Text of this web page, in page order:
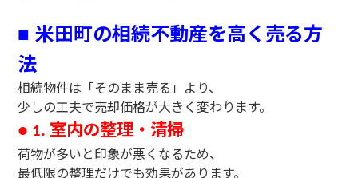
■米田町の相続不動産を高く売る方
法
相続物件は「そのまま売る」より、
少しの工夫で売却価格が大きく変わります。
● 1. 室内の整理・清掃
荷物が多いと印象が悪くなるため、
最低限の整理だけでも効果があります。